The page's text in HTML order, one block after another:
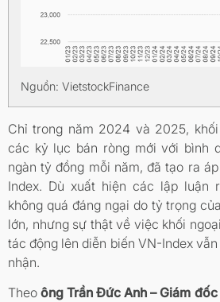
Nguồn: VietstockFinance
Chỉ trong năm 2024 và 2025,
các kỷ lục bán ròng mới với bình
ngàn tỷ đồng mỗi năm, đã tạo ra
Index. Dù xuất hiện các lập luận
không quá đáng ngại do tỷ trọng
lớn, nhưng sự thật về việc khối
tác động lên diễn biến VN-Index
nhận.
Theoông Trần Đức Anh – Giám